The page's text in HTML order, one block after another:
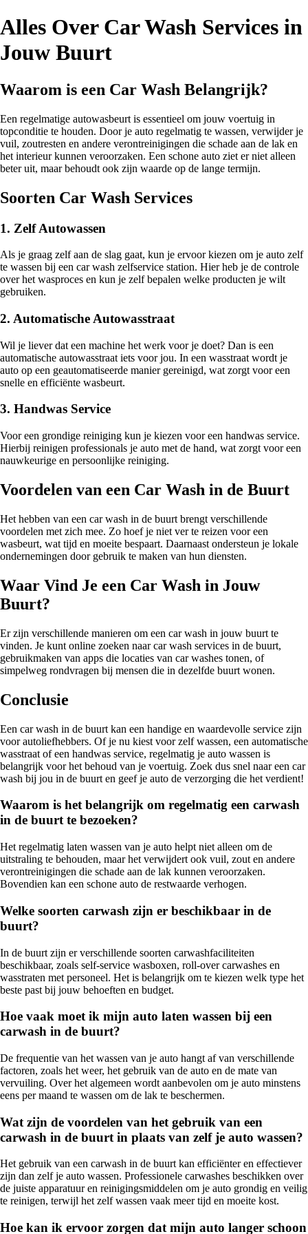
Alles Over Car Wash Services in
Jouw Buurt
Waarom is een Car Wash Belangrijk?
Een regelmatige autowasbeurt is essentieel om jouw voertuig in
topconditie te houden. Door je auto regelmatig te wassen, verwijder je
vuil, zoutresten en andere verontreinigingen die schade aan de lak en
het interieur kunnen veroorzaken. Een schone auto ziet er niet alleen
beter uit, maar behoudt ook zijn waarde op de lange termijn.
Soorten Car Wash Services
1. Zelf Autowassen
Als je graag zelf aan de slag gaat, kun je ervoor kiezen om je auto zelf
te wassen bij een car wash zelfservice station. Hier heb je de controle
over het wasproces en kun je zelf bepalen welke producten je wilt
gebruiken.
2. Automatische Autowasstraat
Wil je liever dat een machine het werk voor je doet? Dan is een
automatische autowasstraat iets voor jou. In een wasstraat wordt je
auto op een geautomatiseerde manier gereinigd, wat zorgt voor een
snelle en efficiënte wasbeurt.
3. Handwas Service
Voor een grondige reiniging kun je kiezen voor een handwas service.
Hierbij reinigen professionals je auto met de hand, wat zorgt voor een
nauwkeurige en persoonlijke reiniging.
Voordelen van een Car Wash in de Buurt
Het hebben van een car wash in de buurt brengt verschillende
voordelen met zich mee. Zo hoef je niet ver te reizen voor een
wasbeurt, wat tijd en moeite bespaart. Daarnaast ondersteun je lokale
ondernemingen door gebruik te maken van hun diensten.
Waar Vind Je een Car Wash in Jouw
Buurt?
Er zijn verschillende manieren om een car wash in jouw buurt te
vinden. Je kunt online zoeken naar car wash services in de buurt,
gebruikmaken van apps die locaties van car washes tonen, of
simpelweg rondvragen bij mensen die in dezelfde buurt wonen.
Conclusie
Een car wash in de buurt kan een handige en waardevolle service zijn
voor autoliefhebbers. Of je nu kiest voor zelf wassen, een automatische
wasstraat of een handwas service, regelmatig je auto wassen is
belangrijk voor het behoud van je voertuig. Zoek dus snel naar een car
wash bij jou in de buurt en geef je auto de verzorging die het verdient!
Waarom is het belangrijk om regelmatig een carwash
in de buurt te bezoeken?
Het regelmatig laten wassen van je auto helpt niet alleen om de
uitstraling te behouden, maar het verwijdert ook vuil, zout en andere
verontreinigingen die schade aan de lak kunnen veroorzaken.
Bovendien kan een schone auto de restwaarde verhogen.
Welke soorten carwash zijn er beschikbaar in de
buurt?
In de buurt zijn er verschillende soorten carwashfaciliteiten
beschikbaar, zoals self-service wasboxen, roll-over carwashes en
wasstraten met personeel. Het is belangrijk om te kiezen welk type het
beste past bij jouw behoeften en budget.
Hoe vaak moet ik mijn auto laten wassen bij een
carwash in de buurt?
De frequentie van het wassen van je auto hangt af van verschillende
factoren, zoals het weer, het gebruik van de auto en de mate van
vervuiling. Over het algemeen wordt aanbevolen om je auto minstens
eens per maand te wassen om de lak te beschermen.
Wat zijn de voordelen van het gebruik van een
carwash in de buurt in plaats van zelf je auto wassen?
Het gebruik van een carwash in de buurt kan efficiënter en effectiever
zijn dan zelf je auto wassen. Professionele carwashes beschikken over
de juiste apparatuur en reinigingsmiddelen om je auto grondig en veilig
te reinigen, terwijl het zelf wassen vaak meer tijd en moeite kost.
Hoe kan ik ervoor zorgen dat mijn auto langer schoon